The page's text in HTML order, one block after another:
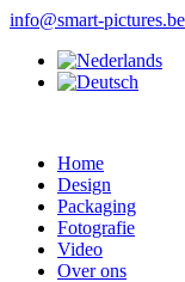
info@smart-pictures.be
Home
Design
Packaging
Fotografie
Video
Over ons